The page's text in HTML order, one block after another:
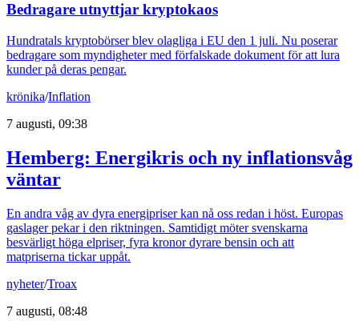
Bedragare utnyttjar kryptokaos
Hundratals kryptobörser blev olagliga i EU den 1 juli. Nu poserar
bedragare som myndigheter med förfalskade dokument för att lura
kunder på deras pengar.
krönika/Inflation
7 augusti, 09:38
Hemberg: Energikris och ny inflationsvåg
väntar
En andra våg av dyra energipriser kan nå oss redan i höst. Europas
gaslager pekar i den riktningen. Samtidigt möter svenskarna
besvärligt höga elpriser, fyra kronor dyrare bensin och att
matpriserna tickar uppåt.
nyheter/Troax
7 augusti, 08:48